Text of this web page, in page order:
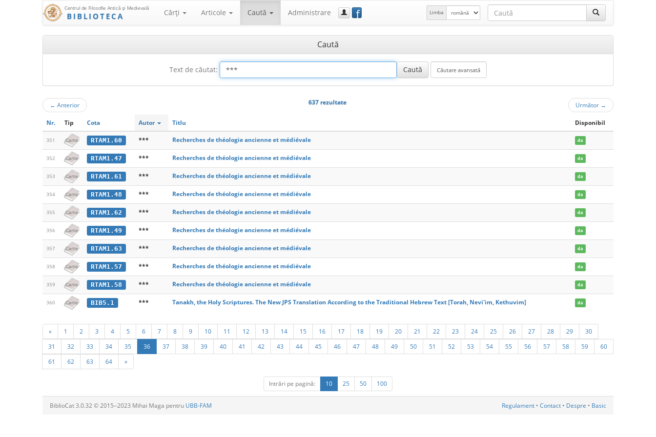
Centrul de Filosofie Antică şi Medievală
BIBLIOTECA Cărţi Articole Caută Administrare f Limba
Caută
Text de căutat:
← Anterior 637 rezultate Următor →
Nr. Tip Cota Autor Titlu Disponibil
351 Carte RTAM1.60 *** Recherches de théologie ancienne et médiévale da
352 Carte RTAM1.47 *** Recherches de théologie ancienne et médiévale da
353 Carte RTAM1.61 *** Recherches de théologie ancienne et médiévale da
354 Carte RTAM1.48 *** Recherches de théologie ancienne et médiévale da
355 Carte RTAM1.62 *** Recherches de théologie ancienne et médiévale da
356 Carte RTAM1.49 *** Recherches de théologie ancienne et médiévale da
357 Carte RTAM1.63 *** Recherches de théologie ancienne et médiévale da
358 Carte RTAM1.57 *** Recherches de théologie ancienne et médiévale da
359 Carte RTAM1.58 *** Recherches de théologie ancienne et médiévale da
360 Carte BIB5.1 *** Tanakh, the Holy Scriptures. The New JPS Translation According to the Traditional Hebrew Text [Torah, Nevi'im, Kethuvim] da
« 1 2 3 4 5 6 7 8 9 10 11 12 13 14 15 16 17 18 19 20 21 22 23 24 25 26 27 28 29
30
31
32 33 34 35 36 37 38 39 40 41 42 43 44 45 46 47 48 49 50 51 52 53 54 55 56 57 58 59
60
61
62 63 64 »
Intrări pe pagină: 10 25 50 100
BiblioCat 3.0.32 © 2015‒2023 Mihai Maga pentru UBB-FAM Regulament • Contact • Despre • Basic